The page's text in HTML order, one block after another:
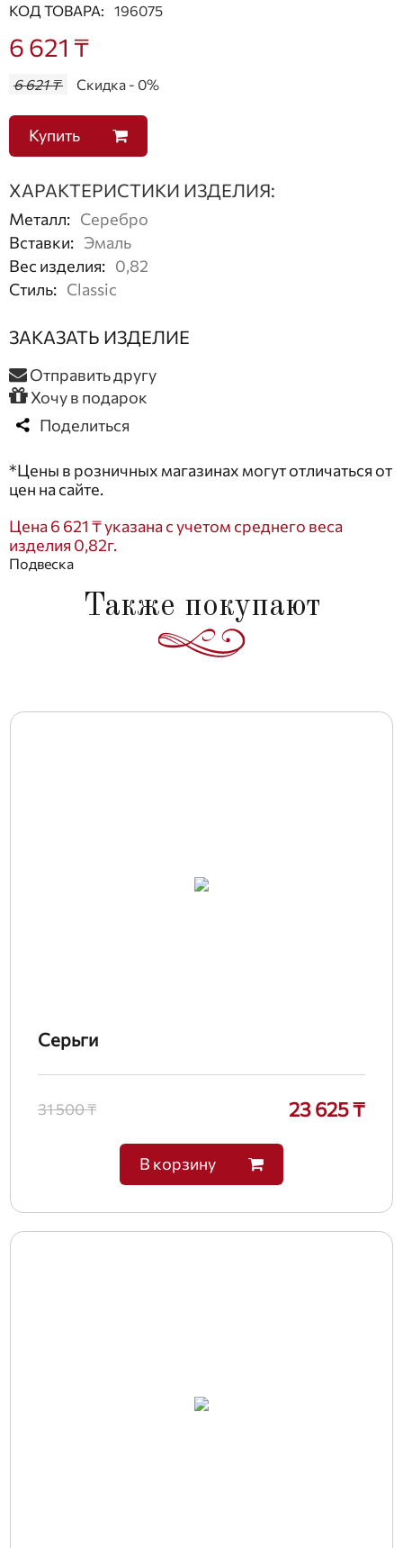
КОД ТОВАРА: 196075
6 621 ₸
6 621 ₸ Скидка - 0%
Купить
ХАРАКТЕРИСТИКИ ИЗДЕЛИЯ:
Металл: Серебро
Вставки: Эмаль
Вес изделия: 0,82
Стиль: Classic
ЗАКАЗАТЬ ИЗДЕЛИЕ
Отправить другу
Хочу в подарок
Поделиться
*Цены в розничных магазинах могут отличаться от
цен на сайте.
Цена 6 621 ₸ указана с учетом среднего веса
изделия 0,82г.
Подвеска
Также покупают
Серьги
31 500 ₸ 23 625 ₸
В корзину